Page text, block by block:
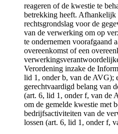
reageren of de kwestie te
betrekking heeft. Afhankelijk
rechtsgrondslag voor de
van de verwerking om op
te ondernemen voorafgaand
overeenkomst of een
Verordening inzake de
lid 1, onder b, van de AVG);
gerechtvaardigd belang van
(art. 6, lid 1, onder f, van de
om de gemelde kwestie met
bedrijfsactiviteiten van de
lossen (art. 6, lid 1, onder f,